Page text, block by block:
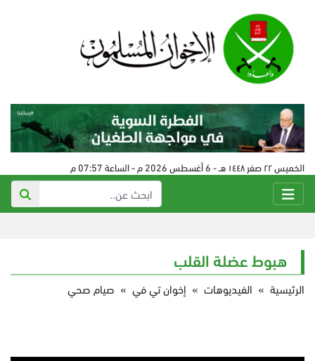
الخميس ٢٢ صفر ١٤٤٨ هـ - 6 أغسطس 2026 م - الساعة 07:57 م
هبوط عضلة القلب
الرئيسية » الفيديوهات » إخوان تي في » صيام صحي